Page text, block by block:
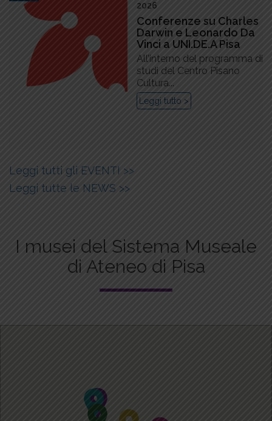
2026
Conferenze su Charles
Darwin e Leonardo Da
Vinci a UNI.DE.A Pisa
All’interno del programma di
studi del Centro Pisano
Cultura...
Leggi tutto >
Leggi tutti gli EVENTI >>
Leggi tutte le NEWS >>
I musei del Sistema Museale
di Ateneo di Pisa